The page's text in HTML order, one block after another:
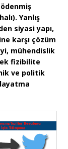
Yanlış
siyasi yapı,
karşı çözüm
mühendislik
fizibilite
ve politik